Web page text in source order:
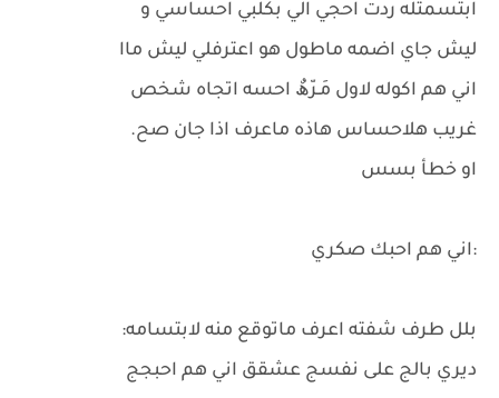
ابتسمتله ردت احجي الي بكلبي احساسي و
ليش جاي اضمه ماطول هو اعترفلي ليش ماا
اني هم اكوله لاول مَـرّھٌ احسه اتجاه شخص
غريب هلاحساس هاذه ماعرف اذا جان صح.
او خطأ بسس
:اني هم احبك صكري
بلل طرف شفته اعرف ماتوقع منه لابتسامه:
ديري بالج على نفسج عشقق اني هم احبجج